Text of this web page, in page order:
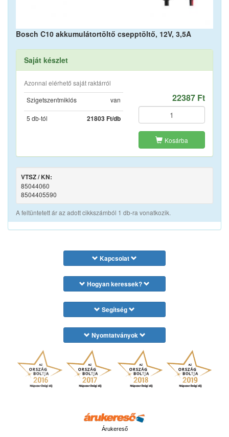
Bosch C10 akkumulátortöltő csepptöltő, 12V, 3,5A
Saját készlet
Azonnal elérhető saját raktárról
Szigetszentmiklós
van
5 db-tól 21803 Ft/db
22387 Ft
Kosárba
VTSZ / KN:
85044060
8504405590
A feltüntetett ár az adott cikkszámból 1 db-ra vonatkozik.
Kapcsolat
Hogyan keressek?
Segítség
Nyomtatványok
Árukereső